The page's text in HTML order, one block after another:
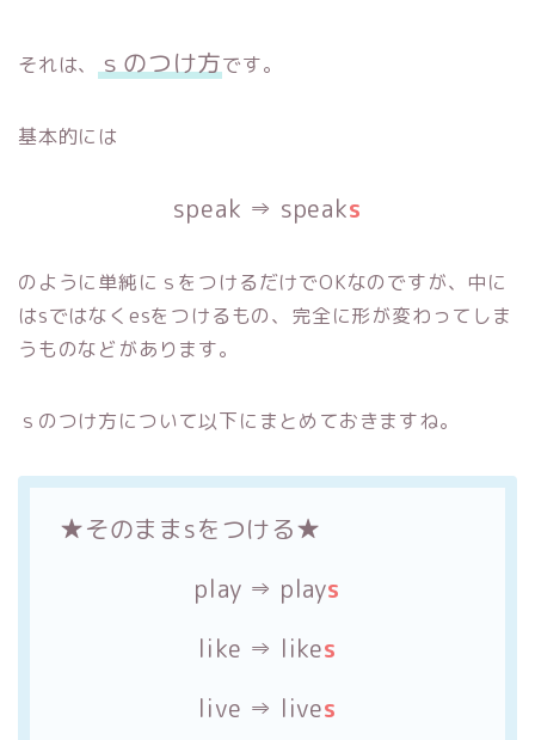
それは、 ｓのつけ方です。
基本的には
speak ⇒ speaks
のように単純にｓをつけるだけでOKなのですが、中に
はsではなくesをつけるもの、完全に形が変わってしま
うものなどがあります。
ｓのつけ方について以下にまとめておきますね。
★そのままsをつける★
play ⇒ plays
like ⇒ likes
live ⇒ lives